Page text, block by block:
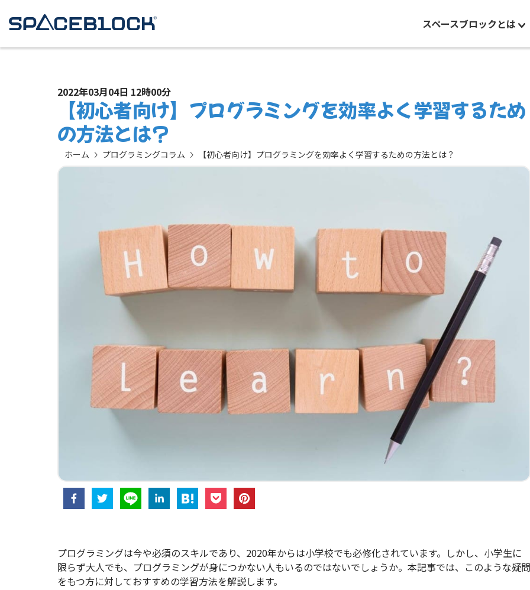
スペースブロックとは
2022年03月04日 12時00分
【初心者向け】プログラミングを効率よく学習するため
の方法とは？
ホーム プログラミングコラム 【初心者向け】プログラミングを効率よく学習するための方法とは？
プログラミングは今や必須のスキルであり、2020年からは小学校でも必修化されています。しかし、小学生に
限らず大人でも、プログラミングが身につかない人もいるのではないでしょうか。本記事では、このような疑問
をもつ方に対しておすすめの学習方法を解説します。